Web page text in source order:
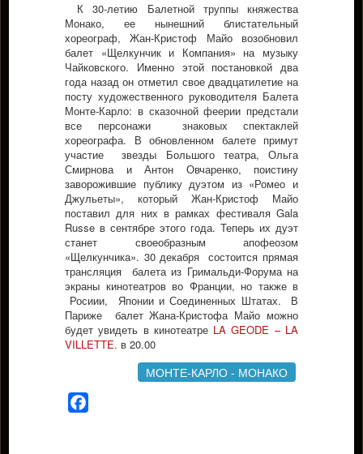
К 30-летию Балетной труппы княжества
Монако, ее нынешний блистательный
хореограф, Жан-Кристоф Майо возобновил
балет «Щелкунчик и Компания» на музыку
Чайковского. Именно этой постановкой два
года назад он отметил свое двадцатилетие на
посту художественного руководителя Балета
Монте-Карло: в сказочной феерии предстали
все персонажи знаковых спектаклей
хореографа. В обновленном балете примут
участие звезды Большого театра, Ольга
Смирнова и Антон Овчаренко, поистину
заворожившие публику дуэтом из «Ромео и
Джульеты», который Жан-Кристоф Майо
поставил для них в рамках фестиваля Gala
Russe в сентябре этого года. Теперь их дуэт
станет своеобразным апофеозом
«Щелкунчика». 30 декабря состоится прямая
трансляция балета из Гримальди-Форума на
экраны кинотеатров во Франции, но также в
Росиии, Японии и Соединенных Штатах. В
Париже балет Жана-Кристофа Майо можно
будет увидеть в кинотеатре LA GEODE – LA
VILLETTE. в 20.00
МОНТЕ-КАРЛО - МОНАКО